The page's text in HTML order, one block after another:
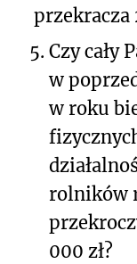
przekracza
5. Czy cały
w
w roku
rolników
000 zł?